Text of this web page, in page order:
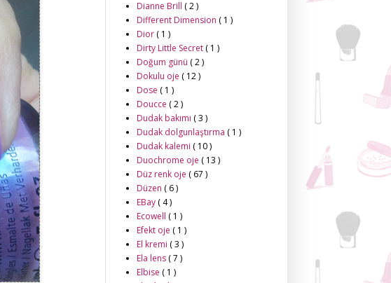
Dianne Brill ( 2 )
Different Dimension ( 1 )
Dior ( 1 )
Dirty Little Secret ( 1 )
Doğum günü ( 2 )
Dokulu oje ( 12 )
Dose ( 1 )
Doucce ( 2 )
Dudak bakımı ( 3 )
Dudak dolgunlaştırma ( 1 )
Dudak kalemi ( 10 )
Duochrome oje ( 13 )
Düz renk oje ( 67 )
Düzen ( 6 )
EBay ( 4 )
Ecowell ( 1 )
Efekt oje ( 1 )
El kremi ( 3 )
Ela lens ( 7 )
Elbise ( 1 )